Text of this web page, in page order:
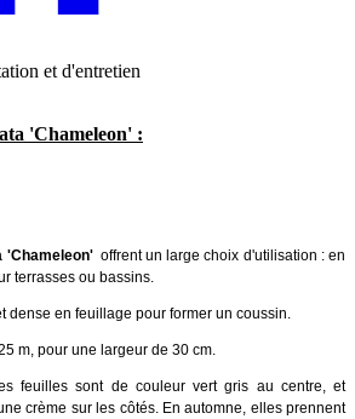
et d'entretien
'Chameleon' :
'Chameleon' offrent un large choix d'utilisation : en
terrasses ou bassins.
dense en feuillage pour former un coussin.
m, pour une largeur de 30 cm.
feuilles sont de couleur vert gris au centre, et
crème sur les côtés. En automne, elles prennent